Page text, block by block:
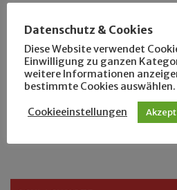
Der Leipziger Schmiedetag von
Rennfahrer in Schönefeld und
Zu Fuß durch Anger-Crottendorf
Datenschutz & Cookies
Diese Website verwendet
Einwilligung zu ganzen
weitere Informationen
bestimmte Cookies auswählen.
Cookieeinstellungen